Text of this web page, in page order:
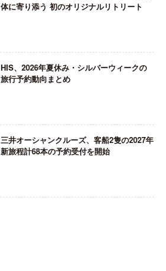
体に寄り添う 初のオリジナルリトリート
HIS、2026年夏休み・シルバーウィークの
旅行予約動向まとめ
三井オーシャンクルーズ、客船2隻の2027年
新旅程計68本の予約受付を開始